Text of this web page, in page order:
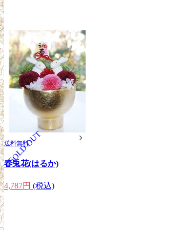
SOLD OUT
送料無料
春兎花(はるか)
4,787円 (税込)